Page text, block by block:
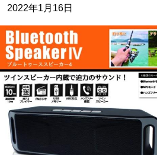
2022年1月16日